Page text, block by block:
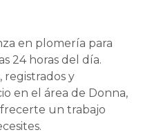
en plomería para
24 horas del día.
registrados y
en el área de Donna,
un trabajo